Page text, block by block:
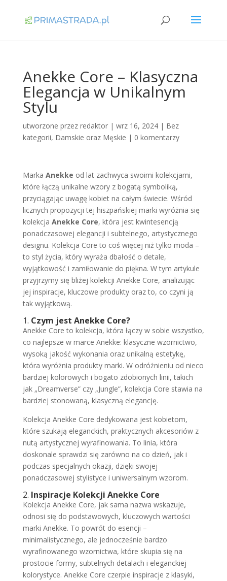
Anekke Core – Klasyczna
Elegancja w Unikalnym
Stylu
utworzone przez redaktor| wrz 16, 2024| Bez
kategorii, Damskie oraz Męskie | 0 komentarzy
Marka Anekke od lat zachwyca swoimi kolekcjami,
które łączą unikalne wzory z bogatą symboliką,
przyciągając uwagę kobiet na całym świecie. Wśród
licznych propozycji tej hiszpańskiej marki wyróżnia się
kolekcja Anekke Core, która jest kwintesencją
ponadczasowej elegancji i subtelnego, artystycznego
designu. Kolekcja Core to coś więcej niż tylko moda –
to styl życia, który wyraża dbałość o detale,
wyjątkowość i zamiłowanie do piękna. W tym artykule
przyjrzymy się bliżej kolekcji Anekke Core, analizując
jej inspiracje, kluczowe produkty oraz to, co czyni ją
tak wyjątkową.
1. Czym jest Anekke Core?
Anekke Core to kolekcja, która łączy w sobie wszystko,
co najlepsze w marce Anekke: klasyczne wzornictwo,
wysoką jakość wykonania oraz unikalną estetykę,
która wyróżnia produkty marki. W odróżnieniu od nieco
bardziej kolorowych i bogato zdobionych linii, takich
jak „Dreamverse” czy „Jungle”, kolekcja Core stawia na
bardziej stonowaną, klasyczną elegancję.
Kolekcja Anekke Core dedykowana jest kobietom,
które szukają eleganckich, praktycznych akcesoriów z
nutą artystycznej wyrafinowania. To linia, która
doskonale sprawdzi się zarówno na co dzień, jak i
podczas specjalnych okazji, dzięki swojej
ponadczasowej stylistyce i uniwersalnym wzorom.
2. Inspiracje Kolekcji Anekke Core
Kolekcja Anekke Core, jak sama nazwa wskazuje,
odnosi się do podstawowych, kluczowych wartości
marki Anekke. To powrót do esencji –
minimalistycznego, ale jednocześnie bardzo
wyrafinowanego wzornictwa, które skupia się na
prostocie formy, subtelnych detalach i eleganckiej
kolorystyce. Anekke Core czerpie inspiracje z klasyki,